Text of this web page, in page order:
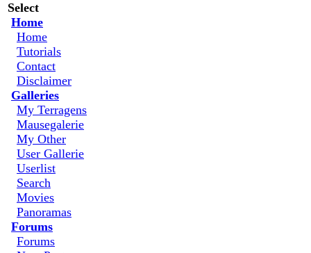
Select
Home
Home
Tutorials
Contact
Disclaimer
Galleries
My Terragens
Mausegalerie
My Other
User Gallerie
Userlist
Search
Movies
Panoramas
Forums
Forums